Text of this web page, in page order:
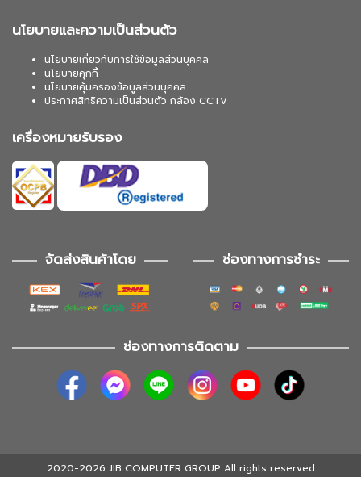
นโยบายและความเป็นส่วนตัว
นโยบายเกี่ยวกับการใช้ข้อมูลส่วนบุคคล
นโยบายคุกกี้
นโยบายคุ้มครองข้อมูลส่วนบุคคล
ประกาศสิทธิความเป็นส่วนตัว กล้อง CCTV
เครื่องหมายรับรอง
จัดส่งสินค้าโดย ช่องทางการชำระ
ช่องทางการติดตาม
2020-2026 JIB COMPUTER GROUP All rights reserved